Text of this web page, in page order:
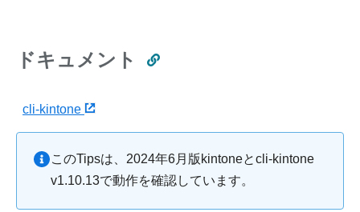
ドキュメント
cli-kintone
このTipsは、2024年6月版kintoneとcli-kintone
v1.10.13で動作を確認しています。